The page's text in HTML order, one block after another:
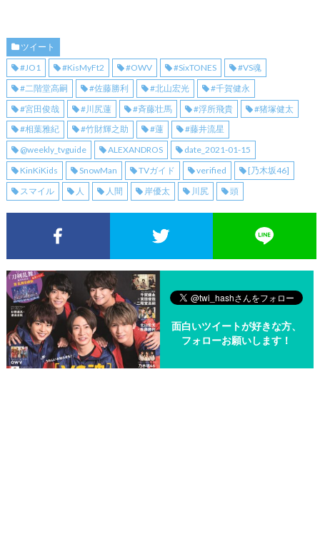
ツイート
#JO1
#KisMyFt2 #OWV #SixTONES
#VS魂
#二階堂高嗣
#佐藤勝利 #北山宏光
#千賀健永
#宮田俊哉
#川尻蓮 #斉藤壮馬 #浮所飛貴
#猪塚健太
#相葉雅紀
#竹財輝之助 #蓮
#藤井流星
@weekly_tvguide
ALEXANDROS
date_2021-01-15
KinKiKids
SnowMan TVガイド verified
[乃木坂46]
スマイル
人 人間 岸優太 川尻 頭
Facebookでシェア Twitterでシェア
面白いツイートが好きな方、
フォローお願いします！